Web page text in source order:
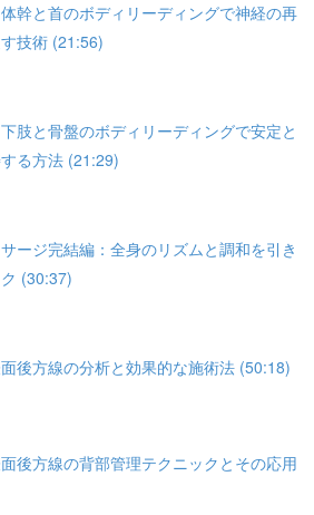
幹と首のボディリーディングで神経の再
技術 (21:56)
肢と骨盤のボディリーディングで安定と
る方法 (21:29)
ージ完結編：全身のリズムと調和を引き
(30:37)
後方線の分析と効果的な施術法 (50:18)
後方線の背部管理テクニックとその応用